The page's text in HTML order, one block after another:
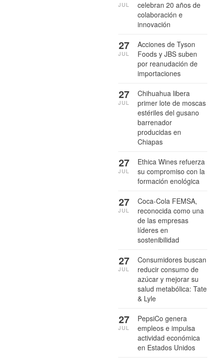
celebran 20 años de
colaboración e
innovación
JUL
Acciones de Tyson
Foods y JBS suben
por reanudación de
importaciones
27
JUL
Chihuahua libera
primer lote de moscas
estériles del gusano
barrenador
producidas en
Chiapas
27
JUL
Ethica Wines refuerza
su compromiso con la
formación enológica
27
JUL
Coca-Cola FEMSA,
reconocida como una
de las empresas
líderes en
sostenibilidad
27
JUL
Consumidores buscan
reducir consumo de
azúcar y mejorar su
salud metabólica: Tate
& Lyle
27
JUL
PepsiCo genera
empleos e impulsa
actividad económica
en Estados Unidos
27
JUL